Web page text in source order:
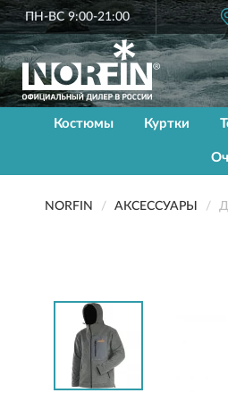
ПН-ВС 9:00-21:00
Костюмы Куртки
NORFIN АКСЕССУАРЫ